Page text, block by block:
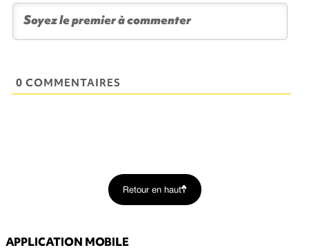
0 COMMENTAIRES
Retour en haut
APPLICATION MOBILE